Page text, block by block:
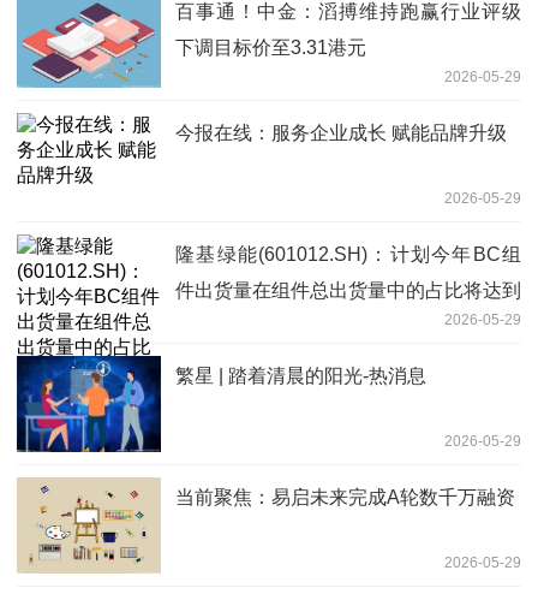
百事通！中金：滔搏维持跑赢行业评级
下调目标价至3.31港元
2026-05-29
今报在线：服务企业成长 赋能品牌升级
2026-05-29
隆基绿能(601012.SH)：计划今年BC组
件出货量在组件总出货量中的占比将达到
2026-05-29
繁星 | 踏着清晨的阳光-热消息
2026-05-29
当前聚焦：易启未来完成A轮数千万融资
2026-05-29